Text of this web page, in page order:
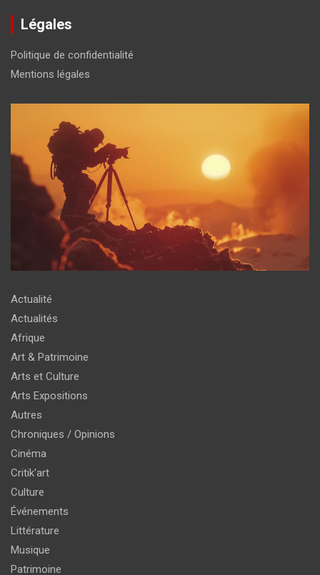
Légales
Politique de confidentialité
Mentions légales
Actualité
Actualités
Afrique
Art & Patrimoine
Arts et Culture
Arts Expositions
Autres
Chroniques / Opinions
Cinéma
Critik'art
Culture
Événements
Littérature
Musique
Patrimoine